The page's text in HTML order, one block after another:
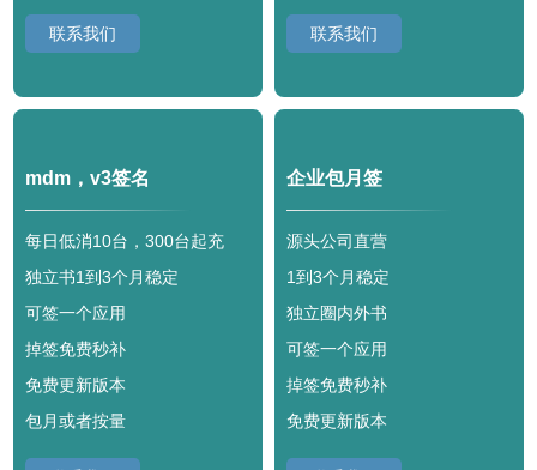
联系我们 联系我们
mdm，v3签名
每日低消10台，300台起充
独立书1到3个月稳定
可签一个应用
掉签免费秒补
免费更新版本
包月或者按量
企业包月签
源头公司直营
1到3个月稳定
独立圈内外书
可签一个应用
掉签免费秒补
免费更新版本